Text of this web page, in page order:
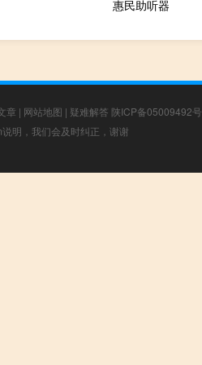
惠民助听器
章 | 网站地图 | 疑难解答 陕ICP备05009492号
明，我们会及时纠正，谢谢